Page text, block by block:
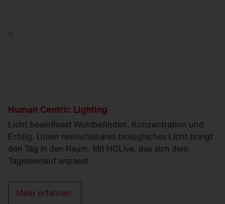
Human Centric Lighting
Licht beeinflusst Wohlbefinden, Konzentration und
Erfolg. Unser revolutionäres biologisches Licht bringt
den Tag in den Raum. Mit HCLive, das sich dem
Tagesverlauf anpasst.
Mehr erfahren.